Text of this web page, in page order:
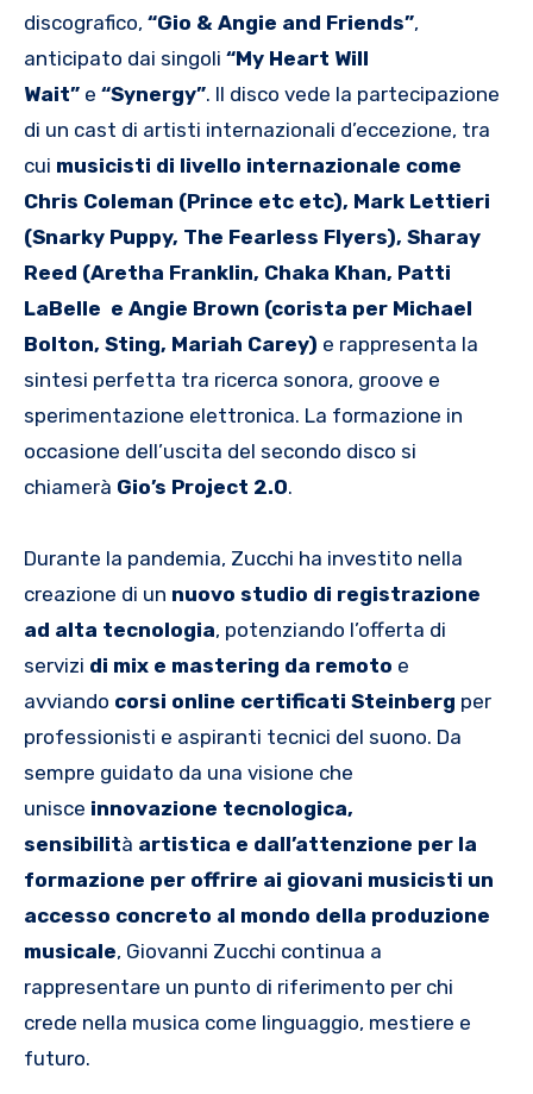
discografico, “Gio & Angie and Friends”,
anticipato dai singoli “My Heart Will
Wait” e “Synergy”. Il disco vede la partecipazione
di un cast di artisti internazionali d’eccezione, tra
cui musicisti di livello internazionale come
Chris Coleman (Prince etc etc), Mark Lettieri
(Snarky Puppy, The Fearless Flyers), Sharay
Reed (Aretha Franklin, Chaka Khan, Patti
LaBelle e Angie Brown (corista per Michael
Bolton, Sting, Mariah Carey) e rappresenta la
sintesi perfetta tra ricerca sonora, groove e
sperimentazione elettronica. La formazione in
occasione dell’uscita del secondo disco si
chiamerà Gio’s Project 2.0.
Durante la pandemia, Zucchi ha investito nella
creazione di un nuovo studio di registrazione
ad alta tecnologia, potenziando l’offerta di
servizi di mix e mastering da remoto e
avviando corsi online certificati Steinberg per
professionisti e aspiranti tecnici del suono. Da
sempre guidato da una visione che
unisce innovazione tecnologica,
sensibilità artistica e dall’attenzione per la
formazione per offrire ai giovani musicisti un
accesso concreto al mondo della produzione
musicale, Giovanni Zucchi continua a
rappresentare un punto di riferimento per chi
crede nella musica come linguaggio, mestiere e
futuro.